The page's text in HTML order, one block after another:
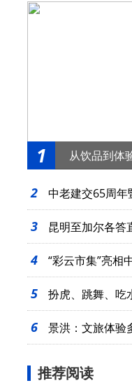
从饮品到体
1
2 中老建交65周
起
3 昆明至加尔各
么近
4 “彩云市集”亮相
5 扮虎、跳舞、
6 景洪：文旅体验
推荐阅读